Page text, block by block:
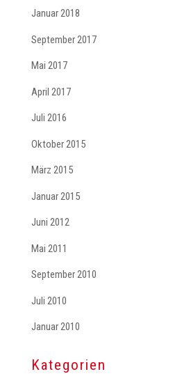
Januar 2018
September 2017
Mai 2017
April 2017
Juli 2016
Oktober 2015
März 2015
Januar 2015
Juni 2012
Mai 2011
September 2010
Juli 2010
Januar 2010
Kategorien